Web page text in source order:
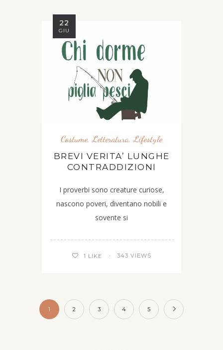
22
GIU
Costume,Letteratura,Lifestyle
BREVI VERITA’ LUNGHE
CONTRADDIZIONI
I proverbi sono creature curiose,
nascono poveri, diventano nobili e
sovente si
1 LIKE 343 VIEWS
1 2 3 4 5